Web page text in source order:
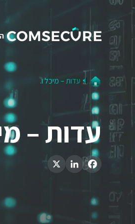
עדות – מיכל ו.
עדות –
Facebook
LinkedIn
X